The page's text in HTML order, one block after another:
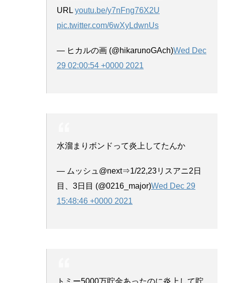
URL youtu.be/y7nFng76X2U
pic.twitter.com/6wXyLdwnUs
— ヒカルの画 (@hikarunoGAch)Wed Dec
29 02:00:54 +0000 2021
水溜まりボンドって炎上してたんか
— ムッシュ@next⇒1/22,23リスアニ2日
目、3日目 (@0216_major)Wed Dec 29
15:48:46 +0000 2021
トミー5000万貯金あったのに炎上して貯